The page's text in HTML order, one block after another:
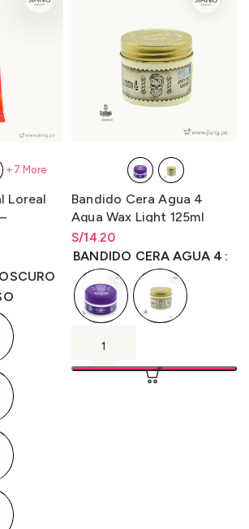
Loreal
+7 More
Bandido Cera Agua 4
Aqua Wax Light 125ml
S/14.20
Rango de precios: desde
S/14.20hastaS/14.20
BANDIDO CERA AGUA 4